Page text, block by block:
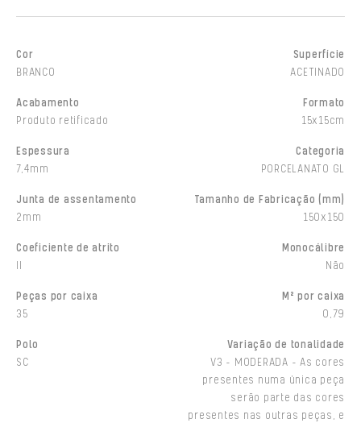
Cor
BRANCO
Superfície
ACETINADO
Acabamento
Produto retificado
Formato
15x15cm
Espessura
7,4mm
Categoria
PORCELANATO GL
Junta de assentamento
2mm
Tamanho de Fabricação (mm)
150x150
Coeficiente de atrito
Monocálibre
Não
Peças por caixa
35
M² por caixa
0,79
Polo
SC
Variação de tonalidade
V3 - MODERADA - As cores
presentes numa única peça
serão parte das cores
presentes nas outras peças, e